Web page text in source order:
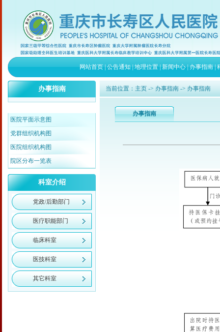
网站首页|公告通知|地理位置|新闻中心|办事指南|
办事指南
医院平面示意图
党群组织机构图
医院组织机构图
院区分布一览表
科室介绍
党政/后勤部门
医疗职能部门
临床科室
医技科室
其它科室
当前位置： 主页 -> 办事指南 -> 办事指南
办事指南